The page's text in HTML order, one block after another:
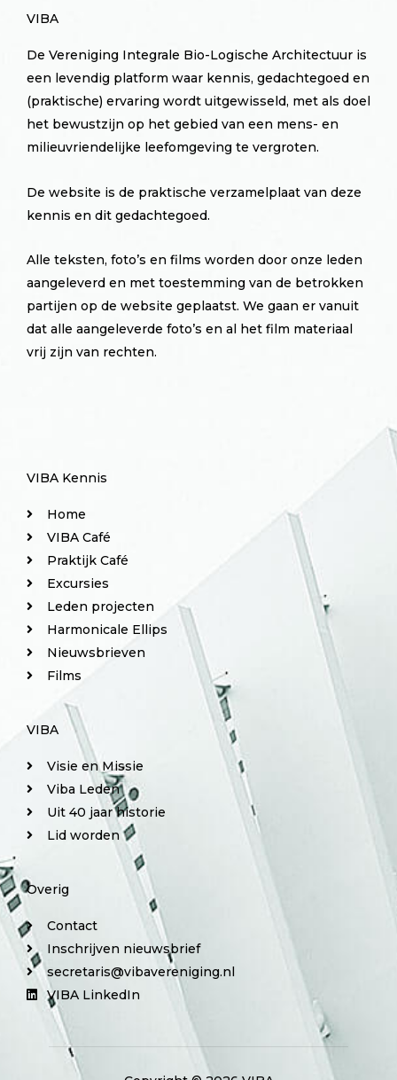
VIBA
De Vereniging Integrale Bio-Logische Architectuur is
een levendig platform waar kennis, gedachtegoed en
(praktische) ervaring wordt uitgewisseld, met als doel
het bewustzijn op het gebied van een mens- en
milieuvriendelijke leefomgeving te vergroten.
De website is de praktische verzamelplaat van deze
kennis en dit gedachtegoed.
Alle teksten, foto’s en films worden door onze leden
aangeleverd en met toestemming van de betrokken
partijen op de website geplaatst. We gaan er vanuit
dat alle aangeleverde foto’s en al het film materiaal
vrij zijn van rechten.
VIBA Kennis
Home
VIBA Café
Praktijk Café
Excursies
Leden projecten
Harmonicale Ellips
Nieuwsbrieven
Films
VIBA
Visie en Missie
Viba Leden
Uit 40 jaar historie
Lid worden
Overig
Contact
Inschrijven nieuwsbrief
secretaris@vibavereniging.nl
VIBA LinkedIn